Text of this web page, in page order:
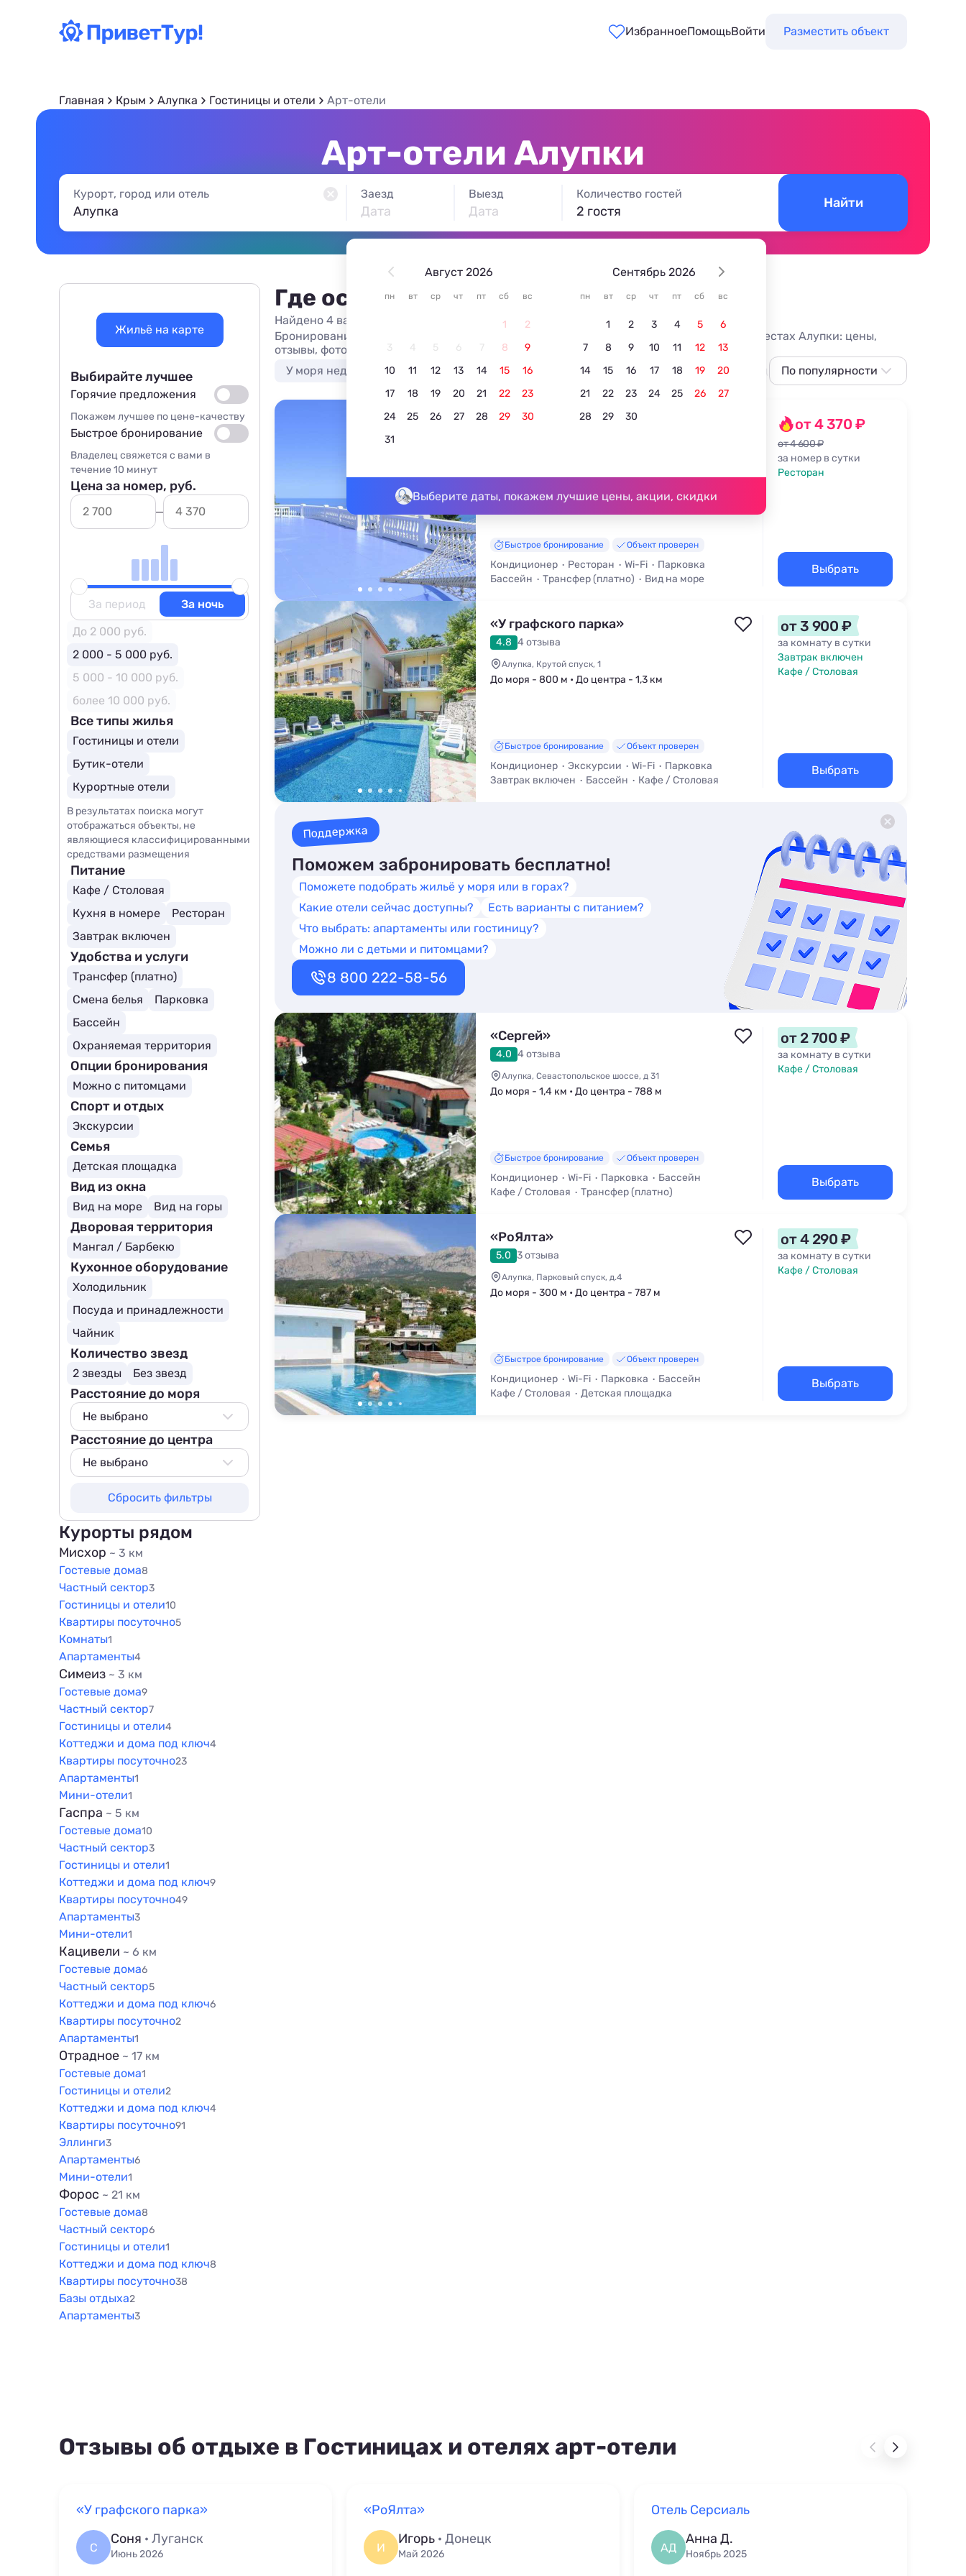
ИзбранноеПомощьВойти Разместить объект
Главная Крым Алупка Гостиницы и отели Арт-отели
Арт-отели Алупки
Курорт, город или отель Заезд
Дата
Выезд
Дата
Август 2026
пн вт ср чт пт сб вс
1
2
3
4 5 6 7 8
9
10
11 12 13 14 15
16
17
18 19 20 21 22
23
24
25 26 27 28 29
30
31
Сентябрь 2026
пн вт ср чт пт сб вс
1 2 3 4 5
6
7
8 9 10 11 12
13
14
15 16 17 18 19
20
21
22 23 24 25 26
27
28
29 30
Выберите даты, покажем лучшие цены, акции, скидки
Количество гостей
2 гостя
Найти
Где остановиться в Алупке
Найдено 4 варианта жилья из 4
Бронирование арт-отеля в Алупке 2026. Самые уникальные отели в живописнейших местах Алупки: цены,
отзывы, фото номеров, отдых без посредников.
У моря недорого
У моря С бассейном Недорого С питанием В центре Для отдыха с детьми
По популярности
Сначала дешевле
Сначала дороже
Ближе к морю
Отель Серсиаль
До моря - 280 м • До центра - 482 м
Быстрое бронирование Объект проверен
Кондиционер Ресторан Wi-Fi
Парковка
Бассейн
Трансфер (платно) Вид на море
от 4 370 ₽
от 4 600 ₽
за номер в сутки
Ресторан
Выбрать
«У графского парка»
4.8 4 отзыва
Алупка, Крутой спуск, 1
До моря - 800 м • До центра - 1,3 км
Быстрое бронирование Объект проверен
Кондиционер Экскурсии Wi-Fi
Парковка
Завтрак включен
Бассейн Кафе / Столовая
от 3 900 ₽
за комнату в сутки
Завтрак включен
Кафе / Столовая
Выбрать
Поддержка
Поможем забронировать бесплатно!
Поможете подобрать жильё у моря или в горах?
Какие отели сейчас доступны?
Есть варианты с питанием?
Что выбрать: апартаменты или гостиницу?
Можно ли с детьми и питомцами?
8 800 222-58-56
«Сергей»
4.0 4 отзыва
Алупка, Севастопольское шоссе, д 31
До моря - 1,4 км • До центра - 788 м
Быстрое бронирование Объект проверен
Кондиционер Wi-Fi Парковка
Бассейн
Кафе / Столовая
Трансфер (платно)
от 2 700 ₽
за комнату в сутки
Кафе / Столовая
Выбрать
«РоЯлта»
5.0 3 отзыва
Алупка, Парковый спуск, д.4
До моря - 300 м • До центра - 787 м
Быстрое бронирование Объект проверен
Кондиционер Wi-Fi Парковка
Бассейн
Кафе / Столовая
Детская площадка
от 4 290 ₽
за комнату в сутки
Кафе / Столовая
Выбрать
Жильё на карте
Выбирайте лучшее
Горячие предложения
Покажем лучшее по цене-качеству
Быстрое бронирование
Владелец свяжется с вами в
течение 10 минут
Цена за номер, руб.
За период
За ночь
До 2 000 руб.
2 000 - 5 000 руб.
5 000 - 10 000 руб.
более 10 000 руб.
Все типы жилья
Гостиницы и отели
Бутик-отели
Курортные отели
В результатах поиска могут
отображаться объекты, не
являющиеся классифицированными
средствами размещения
Питание
Кафе / Столовая
Кухня в номере
Ресторан
Завтрак включен
Удобства и услуги
Трансфер (платно)
Смена белья
Парковка
Бассейн
Охраняемая территория
Опции бронирования
Можно с питомцами
Спорт и отдых
Экскурсии
Семья
Детская площадка
Вид из окна
Вид на море Вид на горы
Дворовая территория
Мангал / Барбекю
Кухонное оборудование
Холодильник
Посуда и принадлежности
Чайник
Количество звезд
2 звезды Без звезд
Расстояние до моря
Не выбрано
Не выбрано
500 м
1000 м
1500 м
Расстояние до центра
Не выбрано
800 м
1000 м
1500 м
Сбросить фильтры
Курорты рядом
Мисхор ~ 3 км
Гостевые дома8
Частный сектор3
Гостиницы и отели10
Квартиры посуточно5
Комнаты1
Апартаменты4
Симеиз ~ 3 км
Гостевые дома9
Частный сектор7
Гостиницы и отели4
Коттеджи и дома под ключ4
Квартиры посуточно23
Апартаменты1
Мини-отели1
Гаспра ~ 5 км
Гостевые дома10
Частный сектор3
Гостиницы и отели1
Коттеджи и дома под ключ9
Квартиры посуточно49
Апартаменты3
Мини-отели1
Кацивели ~ 6 км
Гостевые дома6
Частный сектор5
Коттеджи и дома под ключ6
Квартиры посуточно2
Апартаменты1
Отрадное ~ 17 км
Гостевые дома1
Гостиницы и отели2
Коттеджи и дома под ключ4
Квартиры посуточно91
Эллинги3
Апартаменты6
Мини-отели1
Форос ~ 21 км
Гостевые дома8
Частный сектор6
Гостиницы и отели1
Коттеджи и дома под ключ8
Квартиры посуточно38
Базы отдыха2
Апартаменты3
Отзывы об отдыхе в Гостиницах и отелях арт-отели
«У графского парка»
С
Соня · Луганск
Июнь 2026
«РоЯлта»
И
Игорь · Донецк
Май 2026
Отель Серсиаль
АД
Анна Д.
Ноябрь 2025